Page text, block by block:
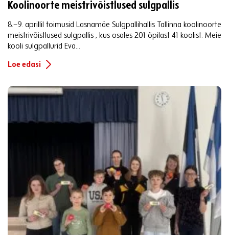
Koolinoorte meistrivõistlused sulgpallis
8.–9. aprillil toimusid Lasnamäe Sulgpallihallis Tallinna koolinoorte
meistrivõistlused sulgpallis , kus osales 201 õpilast 41 koolist. Meie
kooli sulgpallurid Eva...
Loe edasi